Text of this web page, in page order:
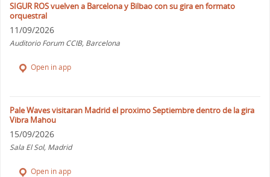
SIGUR ROS vuelven a Barcelona y Bilbao con su gira en formato
orquestral
11/09/2026
Auditorio Forum CCIB, Barcelona
Open in app
Pale Waves visitaran Madrid el proximo Septiembre dentro de la gira
Vibra Mahou
15/09/2026
Sala El Sol, Madrid
Open in app